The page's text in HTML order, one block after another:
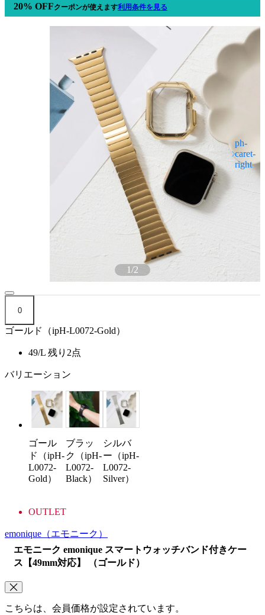
20% OFFクーポンが使えます利用条件を見る
1/2
0
ゴールド（ipH-L0072-Gold）
49/L 残り2点
バリエーション
ゴール
ド（ipH-
L0072-
Gold）
ブラッ
ク（ipH-
L0072-
Black）
シルバ
ー（ipH-
L0072-
Silver）
OUTLET
emonique （エモニーク）
エモニーク emonique スマートウォッチバンド付きケー
ス【49mm対応】 （ゴールド）
こちらは、会員価格が設定されています。